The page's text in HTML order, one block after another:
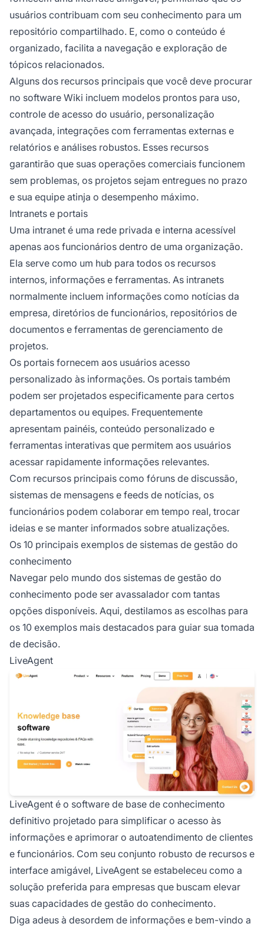
usuários contribuam com seu conhecimento para um
repositório compartilhado. E, como o conteúdo é
organizado, facilita a navegação e exploração de
tópicos relacionados.
Alguns dos recursos principais que você deve procurar
no software Wiki incluem modelos prontos para uso,
controle de acesso do usuário, personalização
avançada, integrações com ferramentas externas e
relatórios e análises robustos. Esses recursos
garantirão que suas operações comerciais funcionem
sem problemas, os projetos sejam entregues no prazo
e sua equipe atinja o desempenho máximo.
Intranets e portais
Uma intranet é uma rede privada e interna acessível
apenas aos funcionários dentro de uma organização.
Ela serve como um hub para todos os recursos
internos, informações e ferramentas. As intranets
normalmente incluem informações como notícias da
empresa, diretórios de funcionários, repositórios de
documentos e ferramentas de gerenciamento de
projetos.
Os portais fornecem aos usuários acesso
personalizado às informações. Os portais também
podem ser projetados especificamente para certos
departamentos ou equipes. Frequentemente
apresentam painéis, conteúdo personalizado e
ferramentas interativas que permitem aos usuários
acessar rapidamente informações relevantes.
Com recursos principais como fóruns de discussão,
sistemas de mensagens e feeds de notícias, os
funcionários podem colaborar em tempo real, trocar
ideias e se manter informados sobre atualizações.
Os 10 principais exemplos de sistemas de gestão do
conhecimento
Navegar pelo mundo dos sistemas de gestão do
conhecimento pode ser avassalador com tantas
opções disponíveis. Aqui, destilamos as escolhas para
os 10 exemplos mais destacados para guiar sua tomada
de decisão.
LiveAgent
LiveAgent é o software de base de conhecimento
definitivo projetado para simplificar o acesso às
informações e aprimorar o autoatendimento de clientes
e funcionários. Com seu conjunto robusto de recursos e
interface amigável, LiveAgent se estabeleceu como a
solução preferida para empresas que buscam elevar
suas capacidades de gestão do conhecimento.
Diga adeus à desordem de informações e bem-vindo a